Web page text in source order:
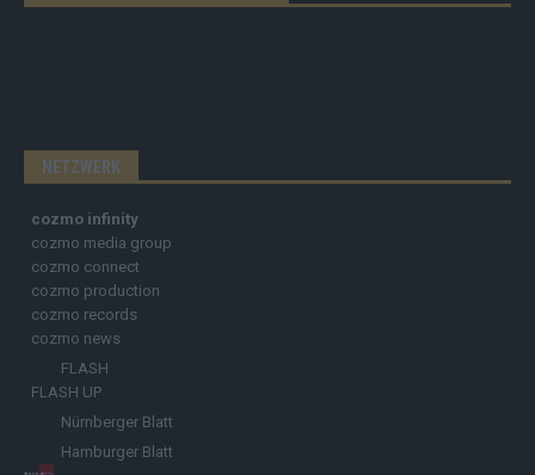
NETZWERK
cozmo infinity
cozmo media group
cozmo connect
cozmo production
cozmo records
cozmo news
FLASH
FLASH UP
Nürnberger Blatt
Hamburger Blatt